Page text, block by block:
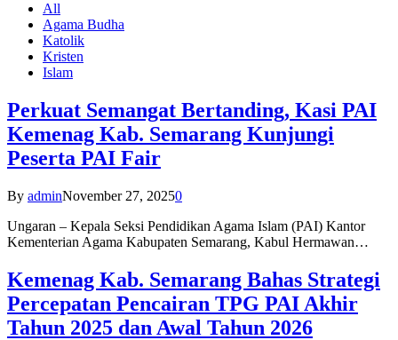
All
Agama Budha
Katolik
Kristen
Islam
Perkuat Semangat Bertanding, Kasi PAI
Kemenag Kab. Semarang Kunjungi
Peserta PAI Fair
By adminNovember 27, 20250
Ungaran – Kepala Seksi Pendidikan Agama Islam (PAI) Kantor
Kementerian Agama Kabupaten Semarang, Kabul Hermawan…
Kemenag Kab. Semarang Bahas Strategi
Percepatan Pencairan TPG PAI Akhir
Tahun 2025 dan Awal Tahun 2026